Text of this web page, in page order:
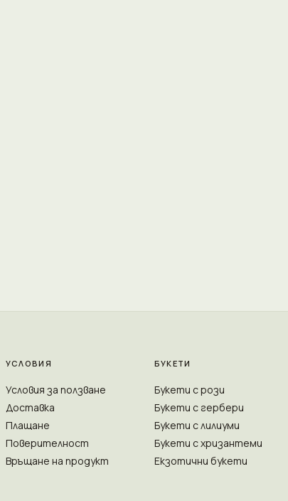
УСЛОВИЯ
Условия за ползване
Доставка
Плащане
Поверителност
Връщане на продукт
БУКЕТИ
Букети с рози
Букети с гербери
Букети с лилиуми
Букети с хризантеми
Екзотични букети